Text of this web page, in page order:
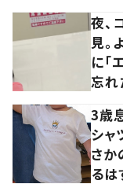
夜、
見。
に「
忘れ
3歳
シャ
さか
るは